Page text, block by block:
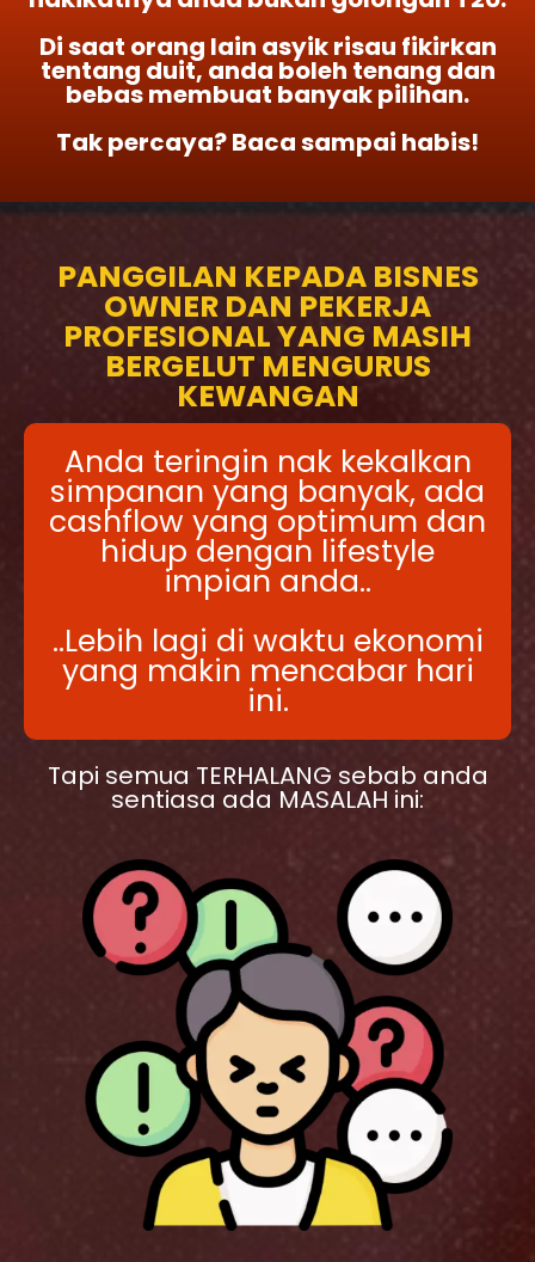
Di saat orang lain asyik risau fikirkan
tentang duit, anda boleh tenang dan
bebas membuat banyak pilihan.
Tak percaya? Baca sampai habis!
PANGGILAN KEPADA BISNES
OWNER DAN PEKERJA
PROFESIONAL YANG MASIH
BERGELUT MENGURUS
KEWANGAN
Anda teringin nak kekalkan
simpanan yang banyak, ada
cashflow yang optimum dan
hidup dengan lifestyle
impian anda..
..Lebih lagi di waktu ekonomi
yang makin mencabar hari
ini.
Tapi semua TERHALANG sebab anda
sentiasa ada MASALAH ini: